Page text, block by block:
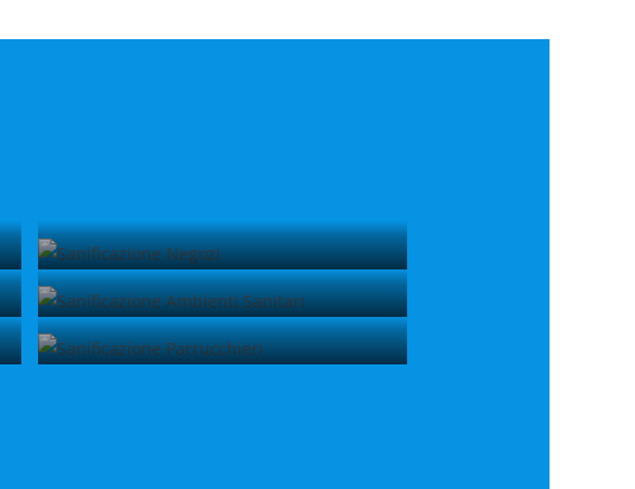
Sanificazione Negozi
Sanificazione Ambienti Sanitari
Sanificazione Parrucchieri